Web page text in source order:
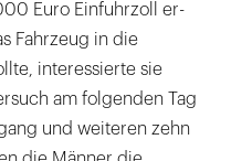
Euro Einfuhrzoll er-
Fahrzeug in die
interessierte sie
am folgenden Tag
und weiteren zehn